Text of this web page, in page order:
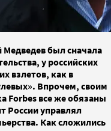
Медведев был сначала
у российских
взлетов, как в
Впрочем, своим
Forbes все же обязаны
России управлял
Как сложились